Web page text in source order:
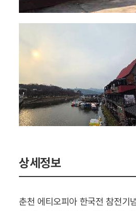
상세정보
춘천 에티오피아 한국전 참전기